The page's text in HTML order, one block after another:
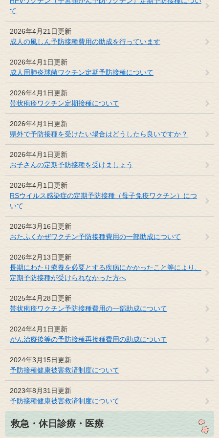
て
2026年4月21日更新
成人の風しん予防接種費用の助成を行っています
2026年4月1日更新
成人用肺炎球菌ワクチン定期予防接種について
2026年4月1日更新
帯状疱疹ワクチン定期接種について
2026年4月1日更新
県外で予防接種を受けたい場合はどうしたら良いですか？
2026年4月1日更新
お子さんの定期予防接種を受けましょう
2026年4月1日更新
RSウイルス感染症の定期予防接種（母子免疫ワクチン）につ
いて
2026年3月16日更新
おたふくかぜワクチン予防接種費用の一部助成について
2026年2月13日更新
長期にわたり療養を必要とする疾病にかかったこと等により、
定期予防接種が受けられなかった方へ
2025年4月28日更新
帯状疱疹ワクチン予防接種費用の一部助成について
2024年4月1日更新
がん治療後等の予防接種再接種費用の助成について
2024年3月15日更新
予防接種健康被害救済制度について
2023年8月31日更新
予防接種健康被害救済制度について
救急・休日診療・医療